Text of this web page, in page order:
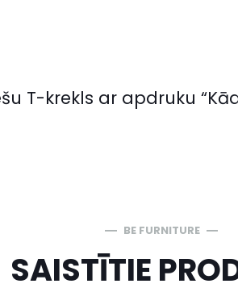
T-krekls ar apdruku
BE FURNITURE
SAISTĪTIE